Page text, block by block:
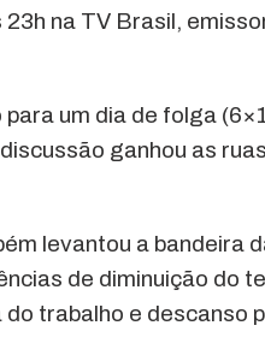
na TV Brasil,
um dia de folga
ganhou as
levantou a bandeira
de diminuição do
trabalho e descanso